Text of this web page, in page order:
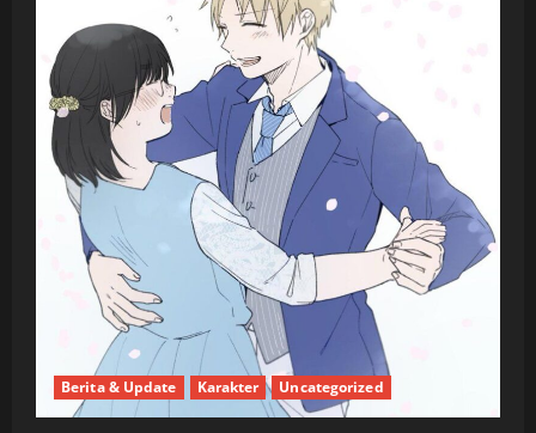
Berita & Update Karakter Uncategorized